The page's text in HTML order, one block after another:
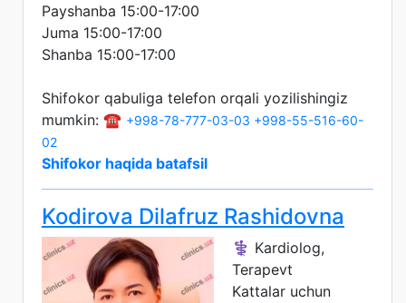
Payshanba 15:00-17:00
Juma 15:00-17:00
Shanba 15:00-17:00
Shifokor qabuliga telefon orqali yozilishingiz
mumkin: ☎️ +998-78-777-03-03 +998-55-516-60-
02
Shifokor haqida batafsil
Kodirova Dilafruz Rashidovna
⚕️ Kardiolog,
Terapevt
Kattalar uchun